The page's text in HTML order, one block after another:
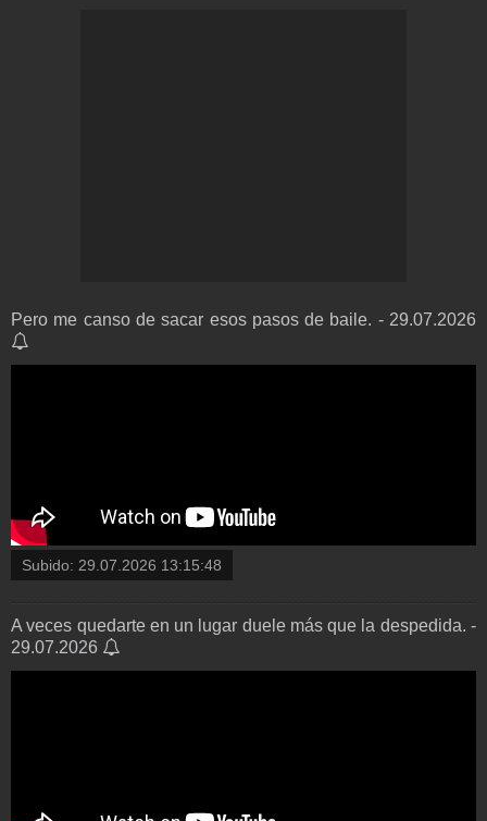
Pero me canso de sacar esos pasos de baile. - 29.07.2026
Subido: 29.07.2026 13:15:48
A veces quedarte en un lugar duele más que la despedida. -
29.07.2026